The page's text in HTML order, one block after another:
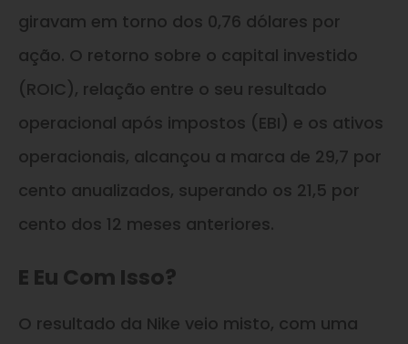
giravam em torno dos 0,76 dólares por
ação. O retorno sobre o capital investido
(ROIC), relação entre o seu resultado
operacional após impostos (EBI) e os ativos
operacionais, alcançou a marca de 29,7 por
cento anualizados, superando os 21,5 por
cento dos 12 meses anteriores.
E Eu Com Isso?
O resultado da Nike veio misto, com uma